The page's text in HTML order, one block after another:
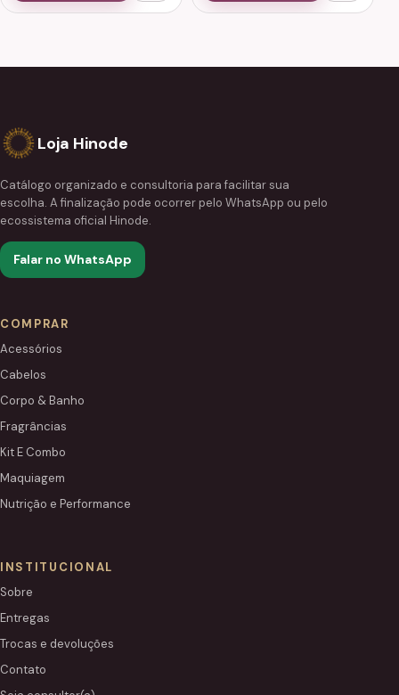
Loja Hinode
Catálogo organizado e consultoria para facilitar sua
escolha. A finalização pode ocorrer pelo WhatsApp ou pelo
ecossistema oficial Hinode.
Falar no WhatsApp
COMPRAR
Acessórios
Cabelos
Corpo & Banho
Fragrâncias
Kit E Combo
Maquiagem
Nutrição e Performance
INSTITUCIONAL
Sobre
Entregas
Trocas e devoluções
Contato